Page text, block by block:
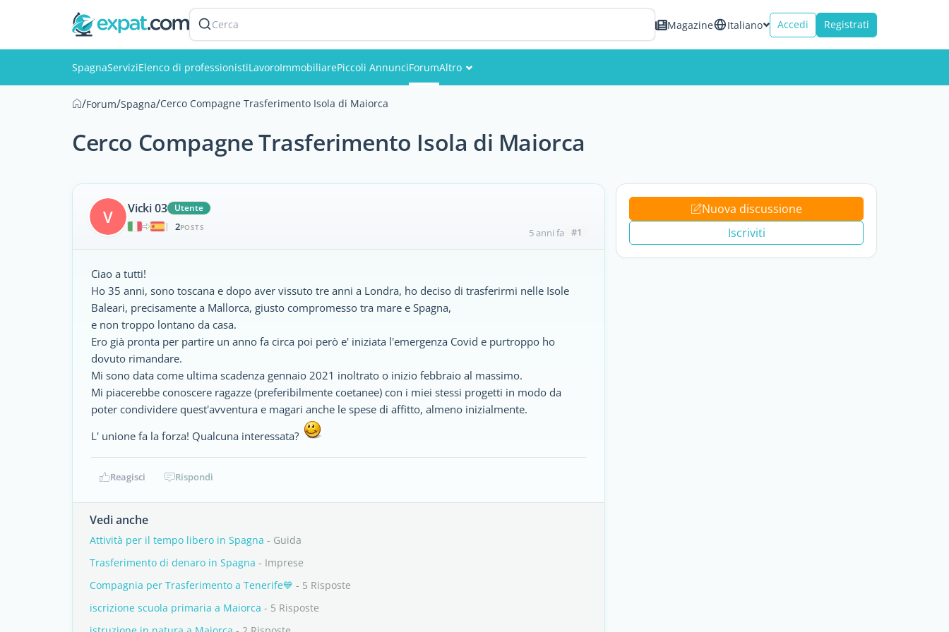
Cerca Magazine Italiano Accedi Registrati
SpagnaServiziElenco di professionistiLavoroImmobiliarePiccoli AnnunciForumAltro
Utenti
/Forum/Spagna/Cerco Compagne Trasferimento Isola di Maiorca
Cerco Compagne Trasferimento Isola di Maiorca
V Vicki 03
Utente
|
2POSTS 5 anni fa #1
Ciao a tutti!
Ho 35 anni, sono toscana e dopo aver vissuto tre anni a Londra, ho deciso di trasferirmi nelle Isole
Baleari, precisamente a Mallorca, giusto compromesso tra mare e Spagna,
e non troppo lontano da casa.
Ero già pronta per partire un anno fa circa poi però e' iniziata l'emergenza Covid e purtroppo ho
dovuto rimandare.
Mi sono data come ultima scadenza gennaio 2021 inoltrato o inizio febbraio al massimo.
Mi piacerebbe conoscere ragazze (preferibilmente coetanee) con i miei stessi progetti in modo da
poter condividere quest'avventura e magari anche le spese di affitto, almeno inizialmente.
L' unione fa la forza! Qualcuna interessata?
Reagisci Rispondi
Vedi anche
Attività per il tempo libero in Spagna - Guida
Trasferimento di denaro in Spagna - Imprese
Compagnia per Trasferimento a Tenerife💙 - 5 Risposte
iscrizione scuola primaria a Maiorca - 5 Risposte
Nuova discussione
Iscriviti